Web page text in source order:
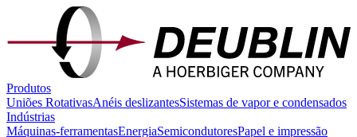
Produtos
Uniões RotativasAnéis deslizantesSistemas de vapor e condensados
Indústrias
Máquinas-ferramentasEnergiaSemicondutoresPapel e impressão